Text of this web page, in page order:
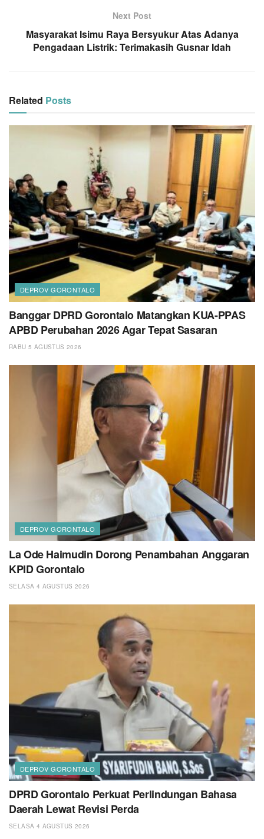
Next Post
Masyarakat Isimu Raya Bersyukur Atas Adanya
Pengadaan Listrik: Terimakasih Gusnar Idah
Related Posts
DEPROV GORONTALO
Banggar DPRD Gorontalo Matangkan KUA-PPAS
APBD Perubahan 2026 Agar Tepat Sasaran
RABU 5 AGUSTUS 2026
DEPROV GORONTALO
La Ode Haimudin Dorong Penambahan Anggaran
KPID Gorontalo
SELASA 4 AGUSTUS 2026
DEPROV GORONTALO
DPRD Gorontalo Perkuat Perlindungan Bahasa
Daerah Lewat Revisi Perda
SELASA 4 AGUSTUS 2026